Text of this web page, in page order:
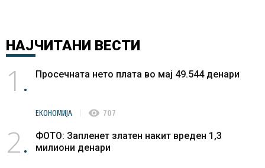
НАЈЧИТАНИ ВЕСТИ
1 Просечната нето плата во мај 49.544 денари
ЕКОНОМИЈА visibility 707
2
ФОТО: Запленет златен накит вреден 1,3
милиони денари